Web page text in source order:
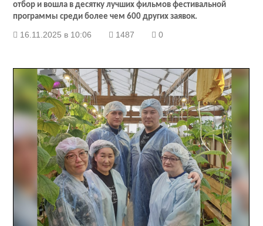
отбор и вошла в десятку лучших фильмов фестивальной
программы среди более чем 600 других заявок.
16.11.2025 в 10:06 1487 0